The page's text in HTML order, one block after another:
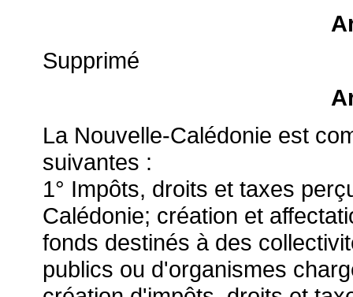
Supprimé
La Nouvelle-Calédonie est
suivantes :
1° Impôts, droits et taxes
Calédonie; création et
fonds destinés à des
publics ou d'organismes